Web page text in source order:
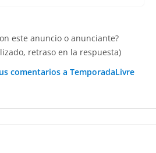
este anuncio o anunciante?
retraso en la respuesta)
comentarios a TemporadaLivre